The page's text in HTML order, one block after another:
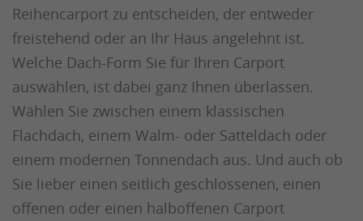
Reihencarport zu entscheiden, der entweder
freistehend oder an Ihr Haus angelehnt ist.
Welche Dach-Form Sie für Ihren Carport
auswählen, ist dabei ganz Ihnen überlassen.
Wählen Sie zwischen einem klassischen
Flachdach, einem Walm- oder Satteldach oder
einem modernen Tonnendach aus. Und auch ob
Sie lieber einen seitlich geschlossenen, einen
offenen oder einen halboffenen Carport